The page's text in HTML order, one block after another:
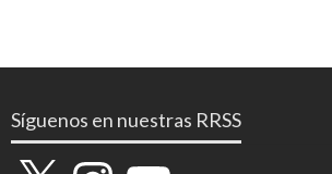
Síguenos en nuestras RRSS
X InstagramYouTube